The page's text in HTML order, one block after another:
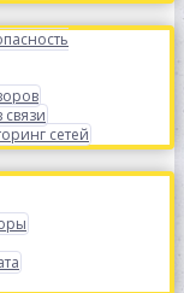
связи
сетей